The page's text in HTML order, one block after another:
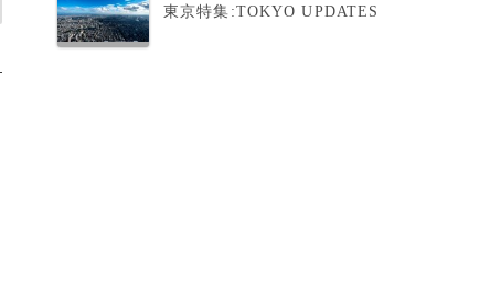
東京特集:TOKYO UPDATES